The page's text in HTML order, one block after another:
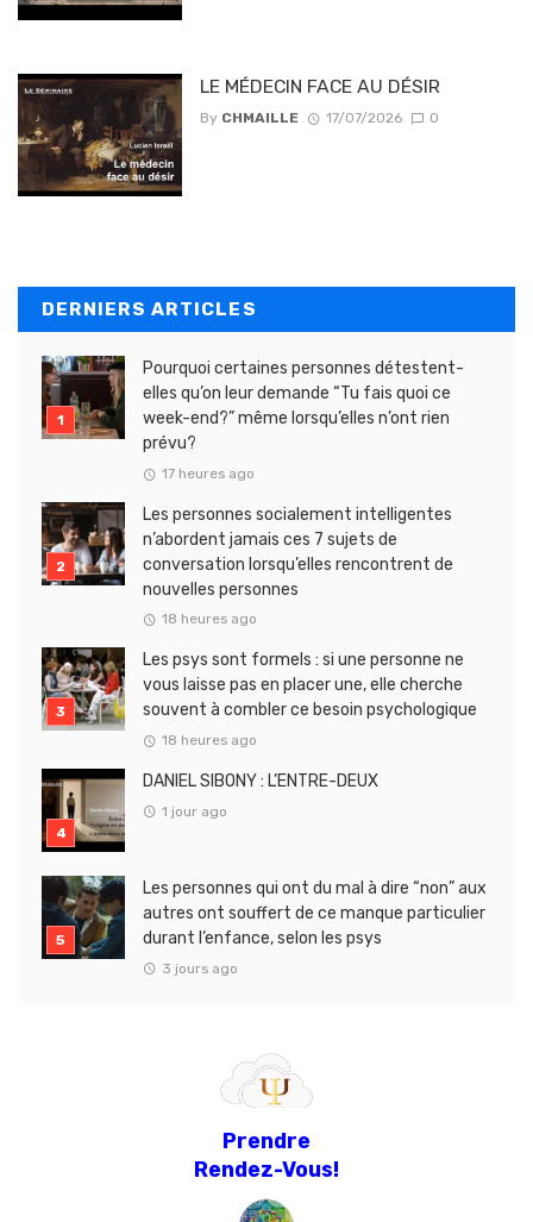
LE MÉDECIN FACE AU DÉSIR
By CHMAILLE 17/07/2026 0
DERNIERS ARTICLES
Pourquoi certaines personnes détestent-
elles qu’on leur demande “Tu fais quoi ce
week-end?” même lorsqu’elles n’ont rien
prévu?
17 heures ago
Les personnes socialement intelligentes
n’abordent jamais ces 7 sujets de
conversation lorsqu’elles rencontrent de
nouvelles personnes
18 heures ago
Les psys sont formels : si une personne ne
vous laisse pas en placer une, elle cherche
souvent à combler ce besoin psychologique
18 heures ago
DANIEL SIBONY : L’ENTRE-DEUX
1 jour ago
Les personnes qui ont du mal à dire “non” aux
autres ont souffert de ce manque particulier
durant l’enfance, selon les psys
3 jours ago
Prendre
Rendez-Vous!